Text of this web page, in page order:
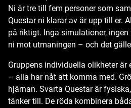
Ni är tre till fem personer som
Questar ni klarar av är upp till er.
på riktigt. Inga simulationer,
ni mot utmaningen – och det
Gruppens individuella olikheter är
– alla har nåt att komma med.
hjärnan. Svarta Questar är
tänker till. De röda kombinera